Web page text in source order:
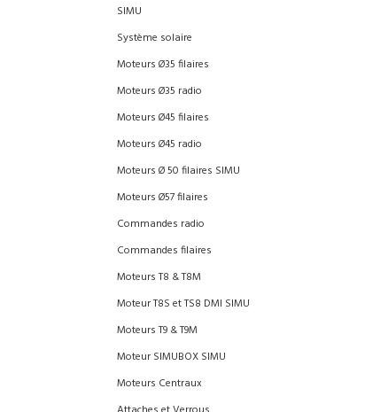
SIMU
Système solaire
Moteurs Ø35 filaires
Moteurs Ø35 radio
Moteurs Ø45 filaires
Moteurs Ø45 radio
Moteurs Ø 50 filaires SIMU
Moteurs Ø57 filaires
Commandes radio
Commandes filaires
Moteurs T8 & T8M
Moteur T8S et TS8 DMI SIMU
Moteurs T9 & T9M
Moteur SIMUBOX SIMU
Moteurs Centraux